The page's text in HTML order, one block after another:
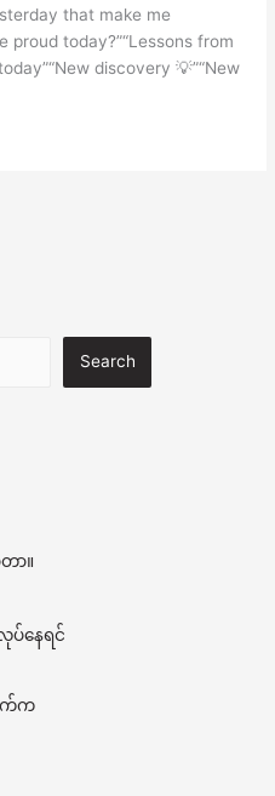
that make me
proud today?”“Lessons from
discovery 💡”“New
Search
ာ။
နေရင်
က်က